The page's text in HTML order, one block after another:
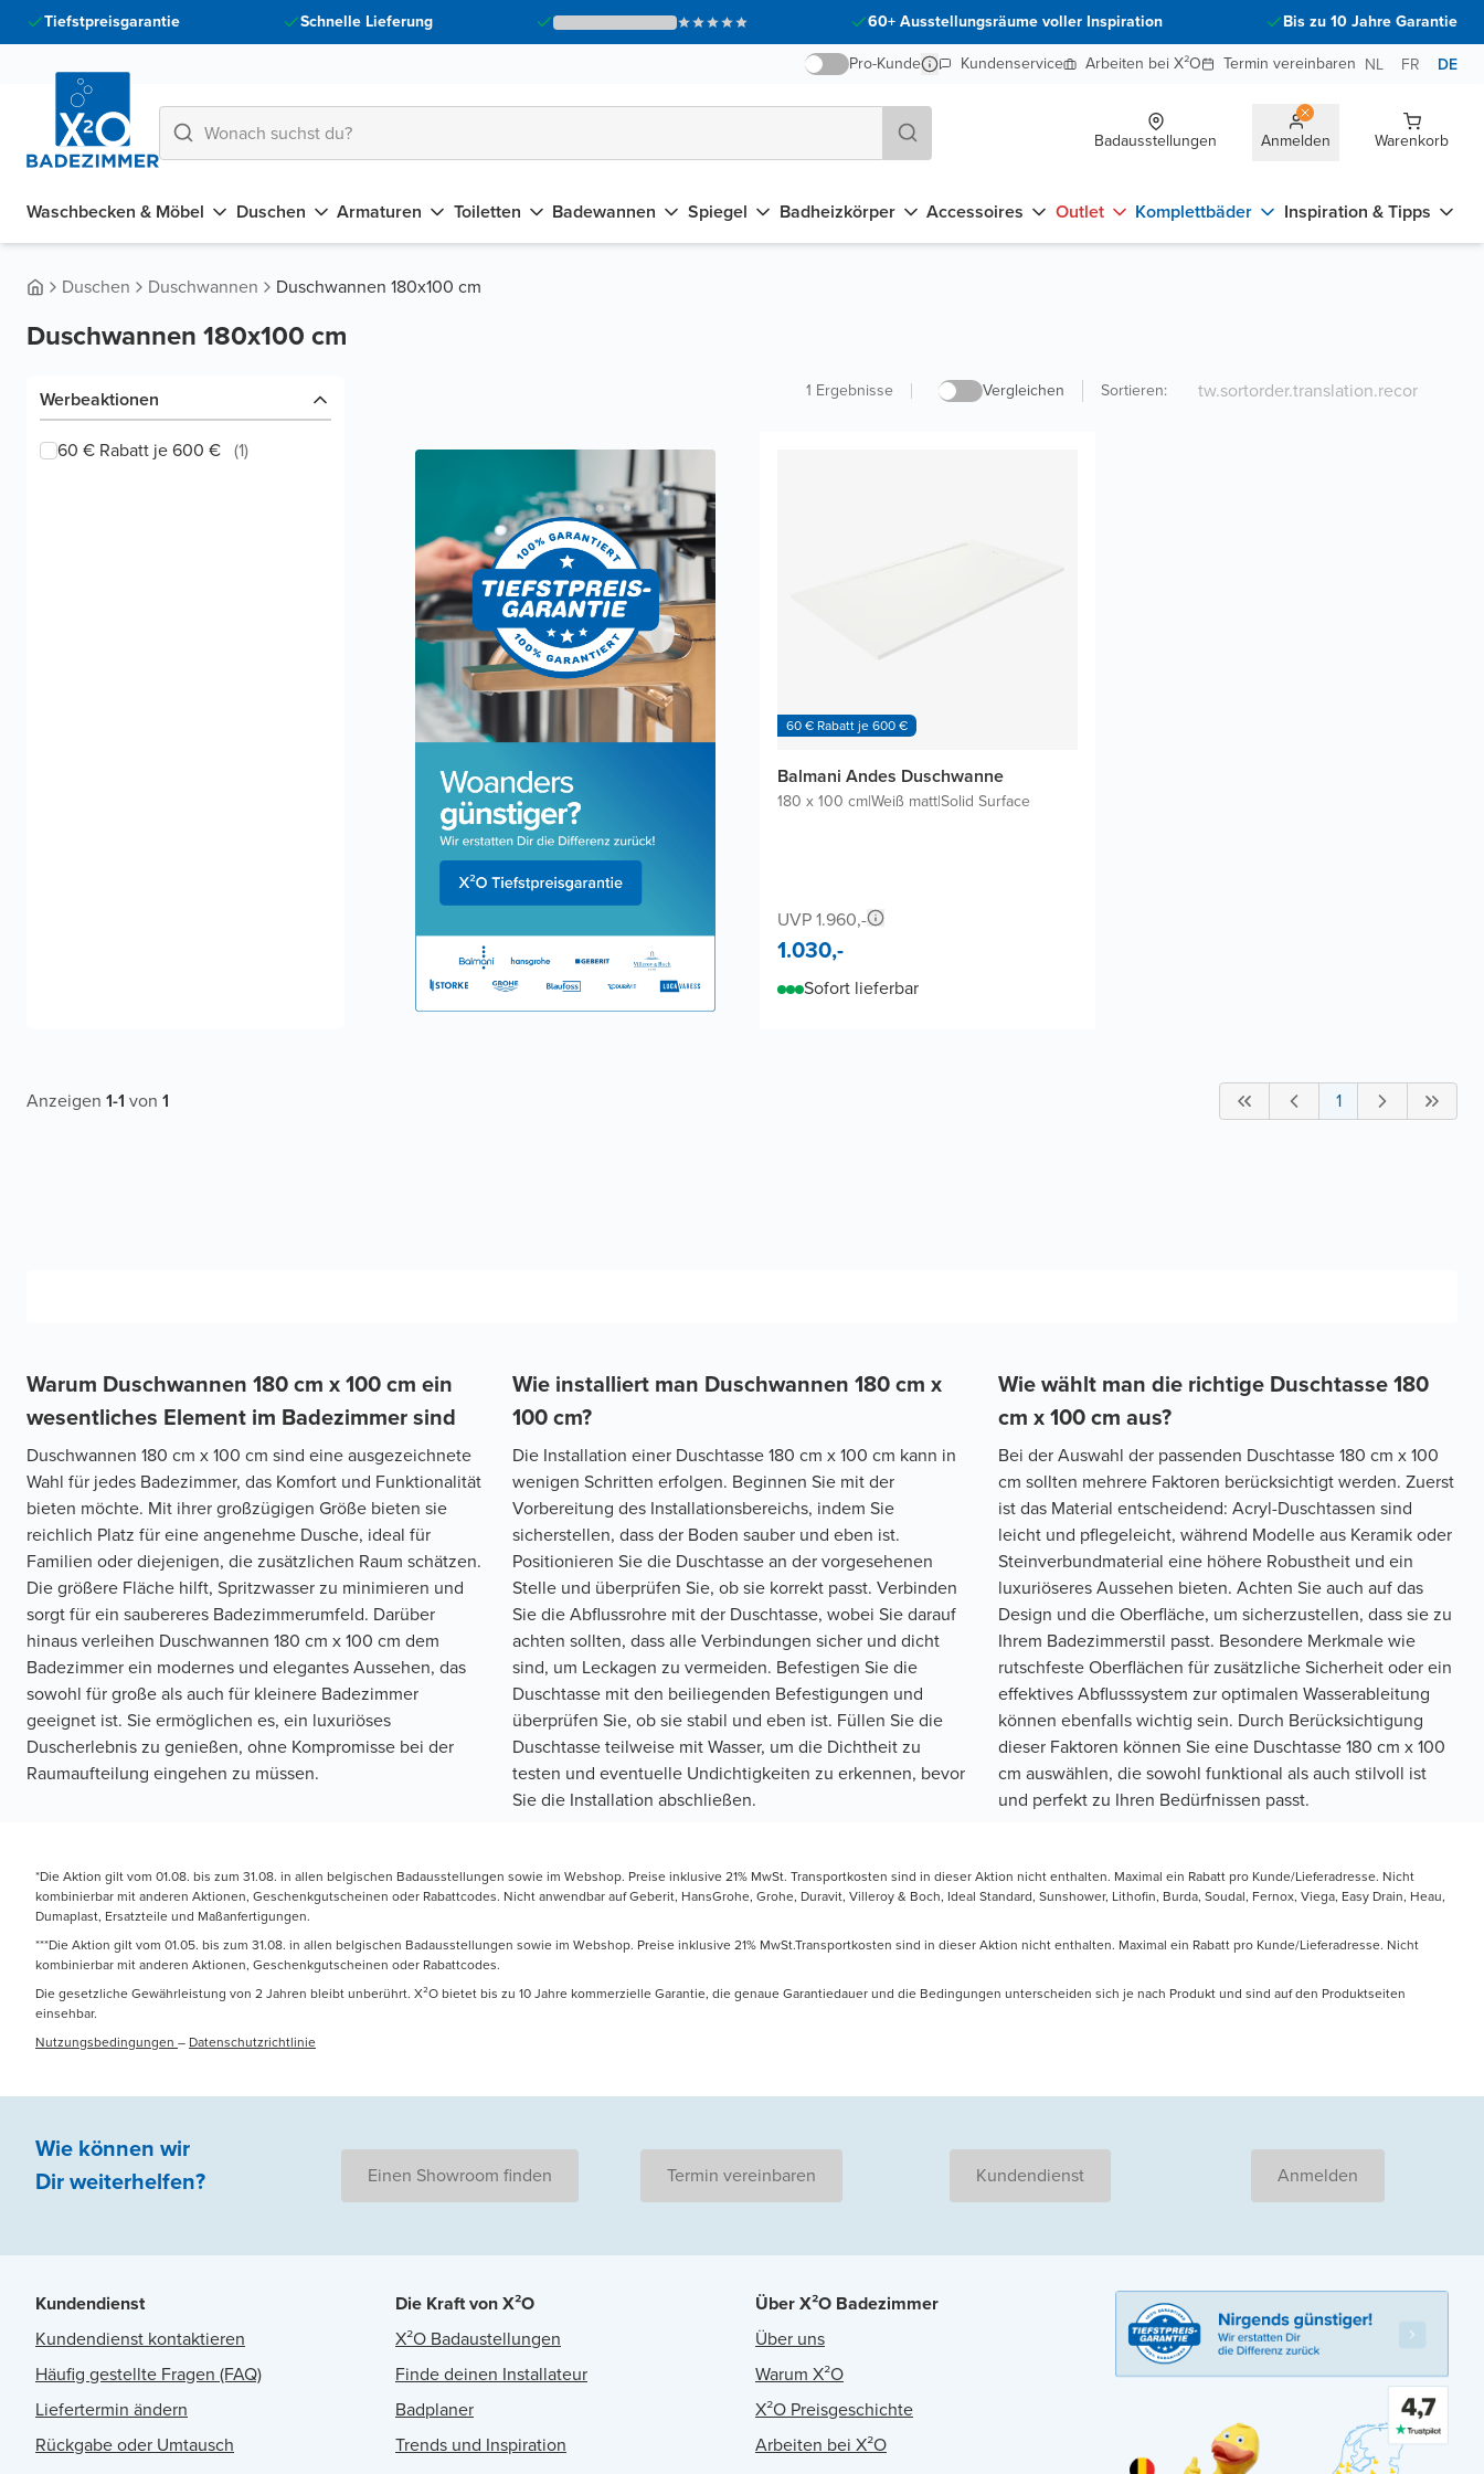
Tiefstpreisgarantie Schnelle Lieferung 60+ Ausstellungsräume voller Inspiration
Bis zu 10 Jahre Garantie
Pro-Kunde
Kundenservice Arbeiten bei X²O Termin vereinbaren NL FR DE
Badausstellungen Anmelden Warenkorb
Waschbecken & Möbel Duschen Armaturen Toiletten Badewannen Spiegel Badheizkörper Accessoires Outlet Komplettbäder Inspiration & Tipps
Duschen Duschwannen Duschwannen 180x100 cm
Duschwannen 180x100 cm
Werbeaktionen
60 € Rabatt je 600 € (1)
1 Ergebnisse Vergleichen Sortieren:
60 € Rabatt je 600 €
Balmani Andes Duschwanne
180 x 100 cm|Weiß matt|Solid Surface
UVP 1.960,-
1.030,-
Sofort lieferbar
Anzeigen 1-1 von 1 1
Warum Duschwannen 180 cm x 100 cm ein
wesentliches Element im Badezimmer sind
Duschwannen 180 cm x 100 cm sind eine ausgezeichnete
Wahl für jedes Badezimmer, das Komfort und Funktionalität
bieten möchte. Mit ihrer großzügigen Größe bieten sie
reichlich Platz für eine angenehme Dusche, ideal für
Familien oder diejenigen, die zusätzlichen Raum schätzen.
Die größere Fläche hilft, Spritzwasser zu minimieren und
sorgt für ein saubereres Badezimmerumfeld. Darüber
hinaus verleihen Duschwannen 180 cm x 100 cm dem
Badezimmer ein modernes und elegantes Aussehen, das
sowohl für große als auch für kleinere Badezimmer
geeignet ist. Sie ermöglichen es, ein luxuriöses
Duscherlebnis zu genießen, ohne Kompromisse bei der
Raumaufteilung eingehen zu müssen.
Wie installiert man Duschwannen 180 cm x
100 cm?
Die Installation einer Duschtasse 180 cm x 100 cm kann in
wenigen Schritten erfolgen. Beginnen Sie mit der
Vorbereitung des Installationsbereichs, indem Sie
sicherstellen, dass der Boden sauber und eben ist.
Positionieren Sie die Duschtasse an der vorgesehenen
Stelle und überprüfen Sie, ob sie korrekt passt. Verbinden
Sie die Abflussrohre mit der Duschtasse, wobei Sie darauf
achten sollten, dass alle Verbindungen sicher und dicht
sind, um Leckagen zu vermeiden. Befestigen Sie die
Duschtasse mit den beiliegenden Befestigungen und
überprüfen Sie, ob sie stabil und eben ist. Füllen Sie die
Duschtasse teilweise mit Wasser, um die Dichtheit zu
testen und eventuelle Undichtigkeiten zu erkennen, bevor
Sie die Installation abschließen.
Wie wählt man die richtige Duschtasse 180
cm x 100 cm aus?
Bei der Auswahl der passenden Duschtasse 180 cm x 100
cm sollten mehrere Faktoren berücksichtigt werden. Zuerst
ist das Material entscheidend: Acryl-Duschtassen sind
leicht und pflegeleicht, während Modelle aus Keramik oder
Steinverbundmaterial eine höhere Robustheit und ein
luxuriöseres Aussehen bieten. Achten Sie auch auf das
Design und die Oberfläche, um sicherzustellen, dass sie zu
Ihrem Badezimmerstil passt. Besondere Merkmale wie
rutschfeste Oberflächen für zusätzliche Sicherheit oder ein
effektives Abflusssystem zur optimalen Wasserableitung
können ebenfalls wichtig sein. Durch Berücksichtigung
dieser Faktoren können Sie eine Duschtasse 180 cm x 100
cm auswählen, die sowohl funktional als auch stilvoll ist
und perfekt zu Ihren Bedürfnissen passt.
*Die Aktion gilt vom 01.08. bis zum 31.08. in allen belgischen Badausstellungen sowie im Webshop. Preise inklusive 21% MwSt. Transportkosten sind in dieser Aktion nicht enthalten. Maximal ein Rabatt pro Kunde/Lieferadresse. Nicht
kombinierbar mit anderen Aktionen, Geschenkgutscheinen oder Rabattcodes. Nicht anwendbar auf Geberit, HansGrohe, Grohe, Duravit, Villeroy & Boch, Ideal Standard, Sunshower, Lithofin, Burda, Soudal, Fernox, Viega, Easy Drain, Heau,
Dumaplast, Ersatzteile und Maßanfertigungen.
***Die Aktion gilt vom 01.05. bis zum 31.08. in allen belgischen Badausstellungen sowie im Webshop. Preise inklusive 21% MwSt.Transportkosten sind in dieser Aktion nicht enthalten. Maximal ein Rabatt pro Kunde/Lieferadresse. Nicht
kombinierbar mit anderen Aktionen, Geschenkgutscheinen oder Rabattcodes.
Die gesetzliche Gewährleistung von 2 Jahren bleibt unberührt. X²O bietet bis zu 10 Jahre kommerzielle Garantie, die genaue Garantiedauer und die Bedingungen unterscheiden sich je nach Produkt und sind auf den Produktseiten
einsehbar.
Nutzungsbedingungen – Datenschutzrichtlinie
Wie können wir
Dir weiterhelfen? Einen Showroom finden Termin vereinbaren Kundendienst Anmelden
Kundendienst
Kundendienst kontaktieren
Häufig gestellte Fragen (FAQ)
Liefertermin ändern
Rückgabe oder Umtausch
Die Kraft von X²O
X²O Badaustellungen
Finde deinen Installateur
Badplaner
Trends und Inspiration
Über X²O Badezimmer
Über uns
Warum X²O
X²O Preisgeschichte
Arbeiten bei X²O